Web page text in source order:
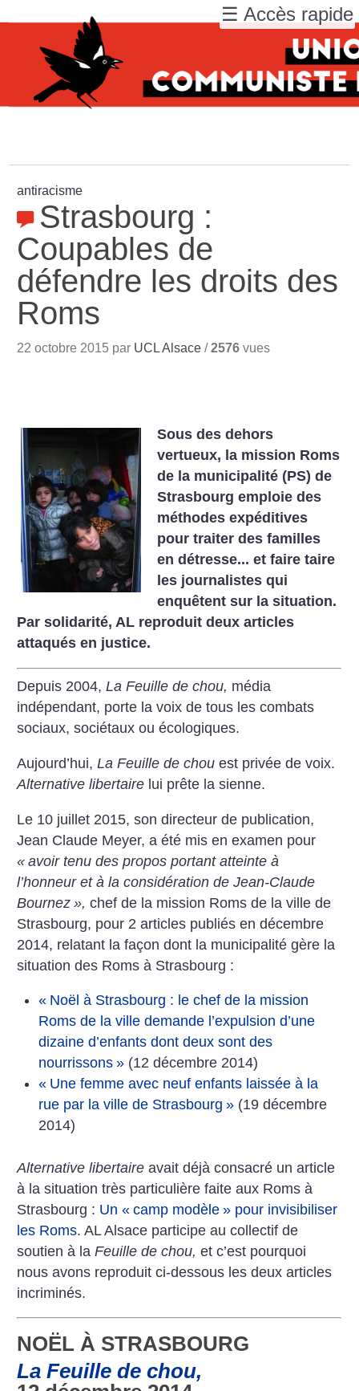
antiracisme
Strasbourg :
Coupables de
défendre les droits des
Roms
22 octobre 2015 par UCL Alsace /2576 vues
Sous des dehors
vertueux, la mission Roms
de la municipalité (PS) de
Strasbourg emploie des
méthodes expéditives
pour traiter des familles
en détresse... et faire taire
les journalistes qui
enquêtent sur la situation.
Par solidarité, AL reproduit deux articles
attaqués en justice.
Depuis 2004,La Feuille de chou, média
indépendant, porte la voix de tous les combats
sociaux, sociétaux ou écologiques.
Aujourd’hui,La Feuille de chou est privée de voix.
Alternative libertaire lui prête la sienne.
Le 10 juillet 2015, son directeur de publication,
Jean Claude Meyer, a été mis en examen pour
« avoir tenu des propos portant atteinte à
l’honneur et à la considération de Jean-Claude
Bournez »,chef de la mission Roms de la ville de
Strasbourg, pour 2 articles publiés en décembre
2014, relatant la façon dont la municipalité gère la
situation des Roms à Strasbourg :
« Noël à Strasbourg : le chef de la mission
Roms de la ville demande l’expulsion d’une
dizaine d’enfants dont deux sont des
nourrissons »(12 décembre 2014)
« Une femme avec neuf enfants laissée à la
rue par la ville de Strasbourg »(19 décembre
2014)
Alternative libertaire avait déjà consacré un article
à la situation très particulière faite aux Roms à
Strasbourg : Un « camp modèle » pour invisibiliser
les Roms. AL Alsace participe au collectif de
soutien à laFeuille de chou, et c’est pourquoi
nous avons reproduit ci-dessous les deux articles
incriminés.
NOËL À STRASBOURG
La Feuille de chou,
☰ Accès rapide